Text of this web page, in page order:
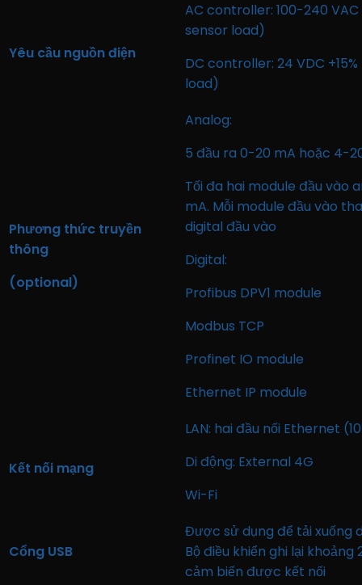
Yêu cầu nguồn điện
AC controller: 100-240 VAC
sensor load)
DC controller: 24 VDC
load)
Phương thức truyền
thông
(optional)
Analog:
5 đầu ra 0-20 mA hoặc 4-
Tối đa hai module đầu vào
mA. Mỗi module đầu vào
digital đầu vào
Digital:
Profibus DPV1 module
Modbus TCP
Profinet IO module
Ethernet IP module
Kết nối mạng
LAN: hai đầu nối Ethernet
Di động: External 4G
Wi-Fi
Cổng USB
Được sử dụng để tải xuống
Bộ điều khiển ghi lại
cảm biến được kết nối